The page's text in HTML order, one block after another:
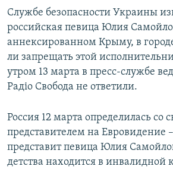
Службе безопасности Украины
российская певица Юлия
аннексированном Крыму, в
ли запрещать этой
утром 13 марта в пресс-службе
Радіо Свобода не ответили.
Россия 12 марта определилась со
представителем на Евровидение
представит певица Юлия
детства находится в инвалидной